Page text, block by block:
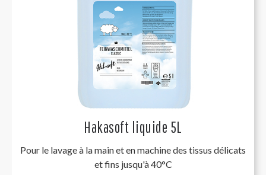
Hakasoft liquide 5L
Pour le lavage à la main et en machine des tissus délicats
et fins jusqu'à 40°C